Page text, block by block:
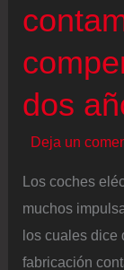
dos
Deja un
Los coches
muchos
los cuales dice
fabricación